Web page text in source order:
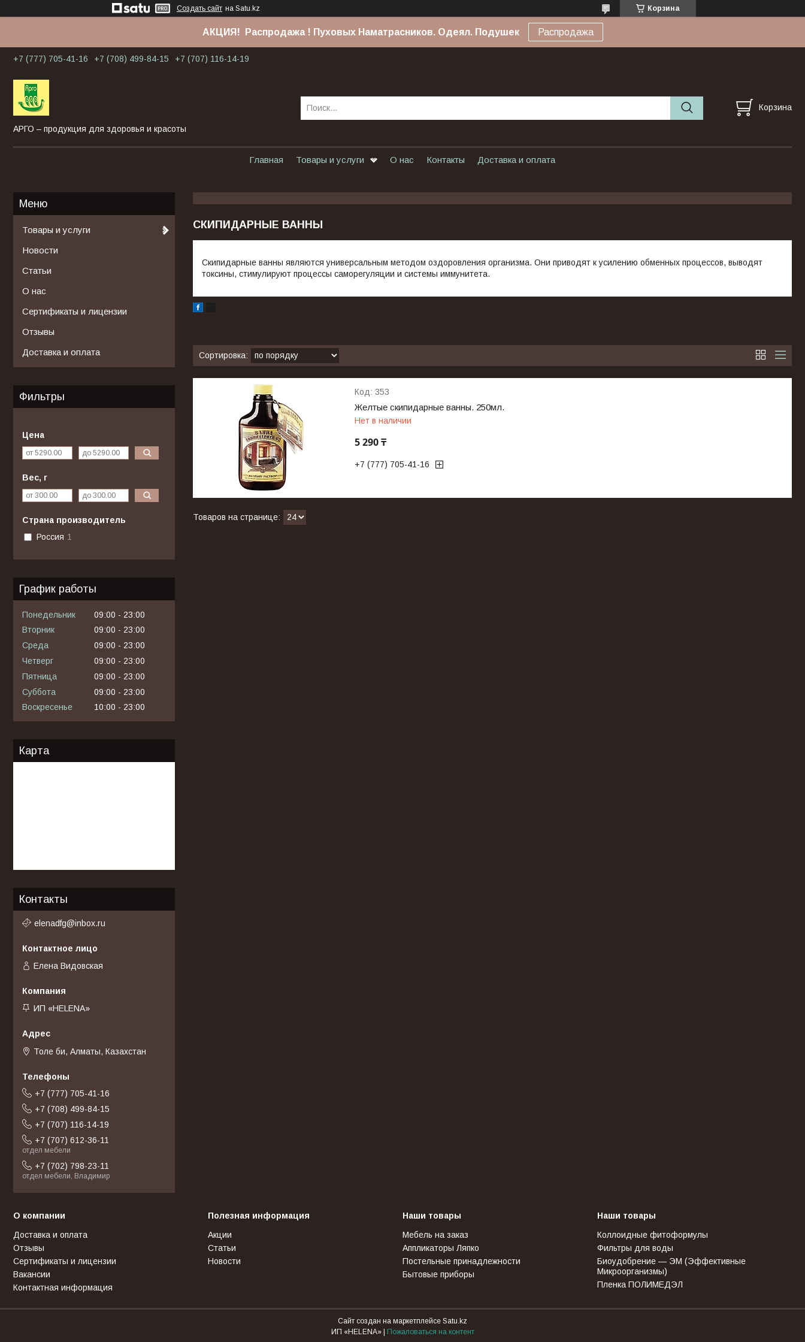
Создать сайт на Satu.kz Корзина
АКЦИЯ! Распродажа ! Пуховых Наматрасников. Одеял. Подушек Распродажа
+7 (777) 705-41-16 +7 (708) 499-84-15 +7 (707) 116-14-19
АРГО – продукция для здоровья и красоты
Корзина
Главная Товары и услуги О нас Контакты Доставка и оплата
СКИПИДАРНЫЕ ВАННЫ
Скипидарные ванны являются универсальным методом оздоровления организма. Они приводят к усилению обменных процессов, выводят
токсины, стимулируют процессы саморегуляции и системы иммунитета.
353
Желтые скипидарные ванны. 250мл.
Нет в наличии
5 290 ₸
+7 (777) 705-41-16
Товары и услуги
Новости
Статьи
О нас
Сертификаты и лицензии
Отзывы
Доставка и оплата
Фильтры
Цена
Вес, г
Страна производитель
Россия 1
График работы
Понедельник 09:00
23:00
Вторник
09:00
23:00
Среда
09:00
23:00
Четверг
09:00
23:00
Пятница
09:00
23:00
Суббота
09:00
23:00
Воскресенье
10:00 23:00
Карта
Контакты
elenadfg@inbox.ru
Елена Видовская
ИП «HELENA»
Толе би, Алматы, Казахстан
+7 (777) 705-41-16
+7 (708) 499-84-15
+7 (707) 116-14-19
+7 (707) 612-36-11
отдел мебели
+7 (702) 798-23-11
отдел мебели, Владимир
О компании
Доставка и оплата
Отзывы
Сертификаты и лицензии
Вакансии
Контактная информация
Полезная информация
Акции
Статьи
Новости
Наши товары
Мебель на заказ
Аппликаторы Ляпко
Постельные принадлежности
Бытовые приборы
Наши товары
Коллоидные фитоформулы
Фильтры для воды
Биоудобрение — ЭМ (Эффективные
Микроорганизмы)
Пленка ПОЛИМЕДЭЛ
Сайт создан на маркетплейсе Satu.kz
ИП «HELENA» | Пожаловаться на контент